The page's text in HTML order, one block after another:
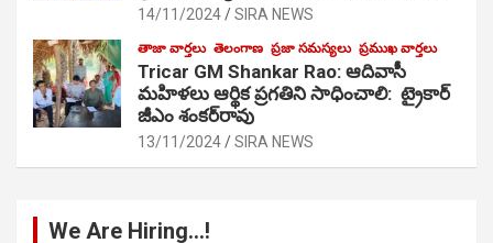
14/11/2024 SIRA NEWS
తాజా వార్తలు తెలంగాణ ప్రజా సమస్యలు ప్రముఖ వార్తలు
Tricar GM Shankar Rao: ఆదివాసీ
మహిళలు ఆర్థిక ప్రగతిని సాధించాలి: ట్రైకార్
జీఎం శంకర్‌రావు
13/11/2024 SIRA NEWS
We Are Hiring…!